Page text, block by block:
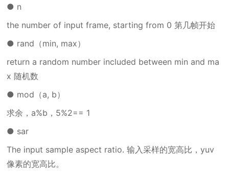
● n
the number of input frame, starting from 0 第几帧开始
● rand（min, max）
return a random number included between min and ma
x 随机数
● mod（a, b）
求余，a%b，5%2== 1
● sar
The input sample aspect ratio. 输入采样的宽高比，yuv
像素的宽高比。